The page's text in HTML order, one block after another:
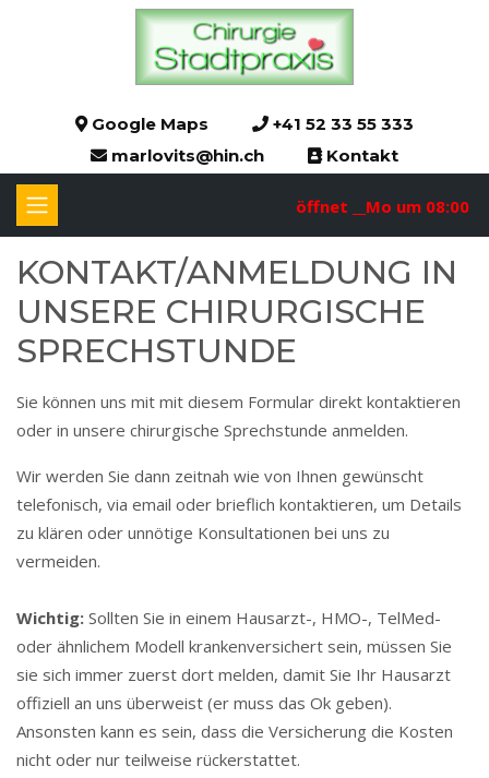
Google Maps
+41 52 33 55 333
marlovits@hin.ch
Kontakt
öffnet __Mo um 08:00
KON­TAKT/AN­­MEL­­DUNG IN
UN­­SE­­RE CHI­­RUR­­GI­­SCHE
SPRECH­­STUN­­DE
Sie können uns mit mit diesem Formular direkt kontaktieren
oder in unsere chirurgische Sprechstunde anmelden.
Wir werden Sie dann zeitnah wie von Ihnen gewünscht
telefonisch, via email oder brieflich kontaktieren, um Details
zu klären oder unnötige Konsultationen bei uns zu
vermeiden.
Wichtig: Sollten Sie in einem Hausarzt-, HMO-, TelMed-
oder ähnlichem Modell krankenversichert sein, müssen Sie
sie sich immer zuerst dort melden, damit Sie Ihr Hausarzt
offiziell an uns überweist (er muss das Ok geben).
Ansonsten kann es sein, dass die Versicherung die Kosten
nicht oder nur teilweise rückerstattet.